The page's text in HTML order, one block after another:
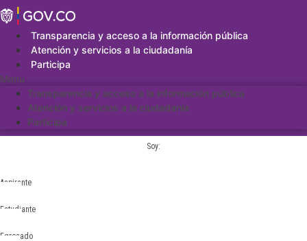
Saltar
al
contenidoTransparencia y acceso a la información pública
Atención y servicios a la ciudadanía
Participa
Menu
Transparencia y acceso a la información pública
Atención y servicios a la ciudadanía
Participa
Soy:
Aspirante
Estudiante
Egresado